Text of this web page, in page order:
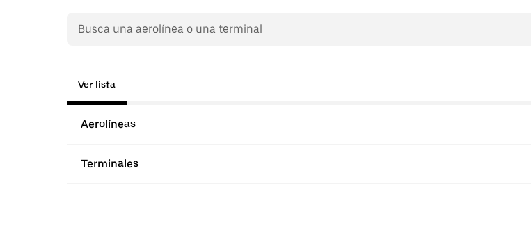
Ver lista
Aerolíneas
Terminales